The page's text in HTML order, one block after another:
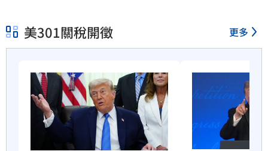
美301關稅開徵 更多